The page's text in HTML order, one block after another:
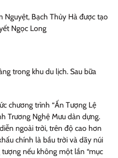
Nguyệt, Bạch Thủy Hà được tạo
Ngọc Long
trong khu du lịch. Sau bữa
chương trình “Ấn Tượng Lệ
Trương Nghệ Mưu dàn dựng.
ngoài trời, trên độ cao hơn
chính là bầu trời và dãy núi
nếu không một lần “mục